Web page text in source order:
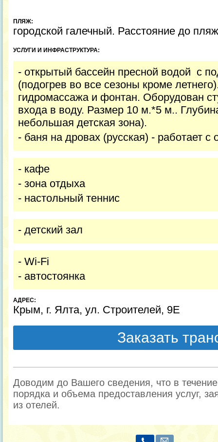
ПЛЯЖ:
городской галечный. Расстояние до
УСЛУГИ И ИНФРАСТРУКТУРА:
- открытый бассейн пресной водой с
(подогрев во все сезоны кроме
гидромассажа и фонтан. Оборудован
входа в воду. Размер 10 м.*5 м..
небольшая детская зона).
- баня на дровах (русская) - работает с
- кафе
- зона отдыха
- настольный теннис
- детский зал
- Wi-Fi
- автостоянка
АДРЕС:
Крым, г. Ялта, ул. Строителей, 9Е
Заказать
Доводим до Вашего сведения, что в
порядка и объема предоставления услуг,
из отелей.